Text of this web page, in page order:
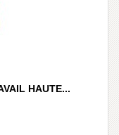
HAUTE...